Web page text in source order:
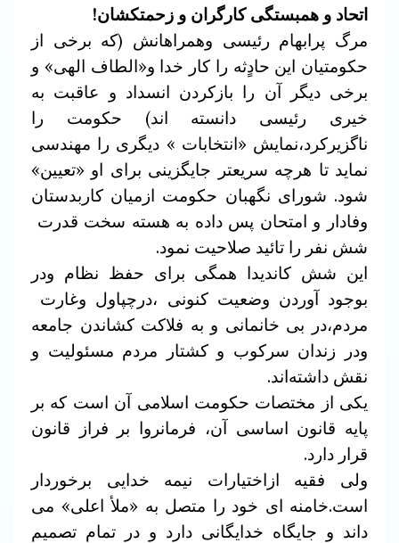
اتحاد و همبستگی کارگران و زحمتکشان!
مرگ پرابهام رئیسی وهمراهانش (که برخی از
حکومتیان این حادٍثه را کار خدا و«الطاف الهی» و
برخی دیگر آن را بازکردن انسداد و عاقبت به
خیری رئیسی دانسته اند) حکومت را
ناگزیرکرد،نمایش «انتخابات » دیگری را مهندسی
نماید تا هرچه سریعتر جایگزینی برای او «تعیین»
شود. شورای نگهبان حکومت ازمیان کاربدستان
وفادار و امتحان پس داده به هسته سخت قدرت
شش نفر را تائید صلاحیت نمود.
این شش کاندیدا همگی برای حفظ نظام ودر
بوجود آوردن وضعیت کنونی ،درچپاول وغارت
مردم،در بی خانمانی و به فلاکت کشاندن جامعه
ودر زندان سرکوب و کشتار مردم مسئولیت و
نقش داشته‌اند.
یکی از مختصات حکومت اسلامی آن است که بر
پایه قانون اساسی آن، فرمانروا بر فراز قانون
قرار دارد.
ولی فقیه ازاختیارات نیمه خدایی برخوردار
است.خامنه ای خود را متصل به «ملأ اعلی» می
داند و جایگاه خدایگانی دارد و در تمام تصمیم